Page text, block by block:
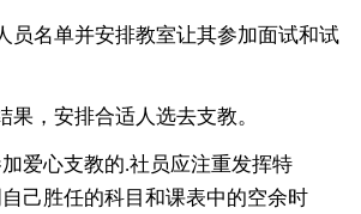
名单并安排教室让其参加面试和试
，安排合适人选去支教。
心支教的.社员应注重发挥特
己胜任的科目和课表中的空余时